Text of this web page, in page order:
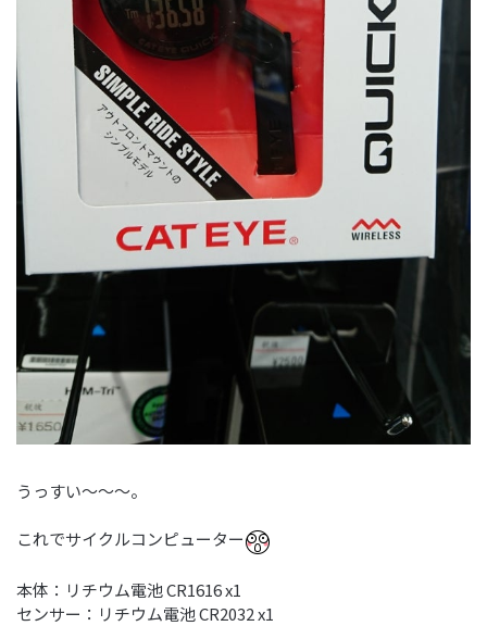
うっすい～～～。
これでサイクルコンピューター
本体：リチウム電池 CR1616 x1
センサー：リチウム電池 CR2032 x1